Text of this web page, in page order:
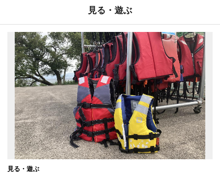
見る・遊ぶ
見る・遊ぶ